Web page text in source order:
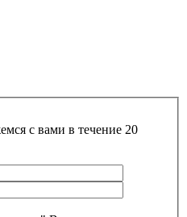
с вами в течение 20